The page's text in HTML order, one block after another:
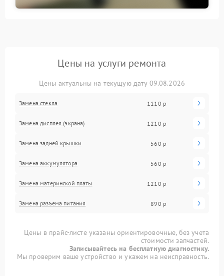
Цены на услуги ремонта
Цены актуальны на текущую дату 09.08.2026
Замена стекла 1110 р
Замена дисплея (экрана) 1210 р
Замена задней крышки 560 р
Замена аккумулятора 560 р
Замена материнской платы 1210 р
Замена разъема питания 890 р
Цены в прайс-листе указаны ориентировочные, без учета
стоимости запчастей.
Записывайтесь на бесплатную диагностику.
Мы проверим ваше устройство и укажем на неисправность.